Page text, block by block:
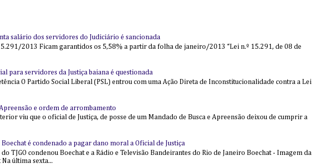
salário dos servidores do Judiciário é sancionada
2013 Ficam garantidos os 5,58% a partir da folha de janeiro/2013 “Lei n.º 15.291, de 08 de
para servidores da Justiça baiana é questionada
O Partido Social Liberal (PSL) entrou com uma Ação Direta de Inconstitucionalidade contra a Lei
e ordem de arrombamento
viu que o oficial de Justiça, de posse de um Mandado de Busca e Apreensão deixou de cumprir a
Boechat é condenado a pagar dano moral a Oficial de Justiça
do TJGO condenou Boechat e a Rádio e Televisão Bandeirantes do Rio de Janeiro Boechat - Imagem da
última sexta...